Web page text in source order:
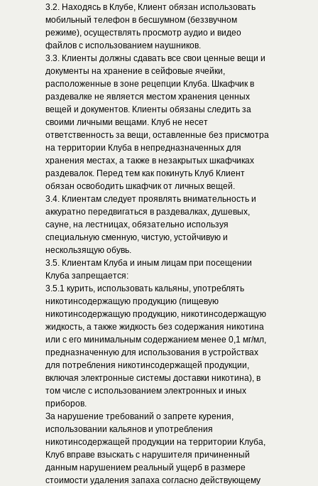
3.2. Находясь в Клубе, Клиент обязан использовать
мобильный телефон в бесшумном (беззвучном
режиме), осуществлять просмотр аудио и видео
файлов с использованием наушников.
3.3. Клиенты должны сдавать все свои ценные вещи и
документы на хранение в сейфовые ячейки,
расположенные в зоне рецепции Клуба. Шкафчик в
раздевалке не является местом хранения ценных
вещей и документов. Клиенты обязаны следить за
своими личными вещами. Клуб не несет
ответственность за вещи, оставленные без присмотра
на территории Клуба в непредназначенных для
хранения местах, а также в незакрытых шкафчиках
раздевалок. Перед тем как покинуть Клуб Клиент
обязан освободить шкафчик от личных вещей.
3.4. Клиентам следует проявлять внимательность и
аккуратно передвигаться в раздевалках, душевых,
сауне, на лестницах, обязательно используя
специальную сменную, чистую, устойчивую и
нескользящую обувь.
3.5. Клиентам Клуба и иным лицам при посещении
Клуба запрещается:
3.5.1 курить, использовать кальяны, употреблять
никотинсодержащую продукцию (пищевую
никотинсодержащую продукцию, никотинсодержащую
жидкость, а также жидкость без содержания никотина
или с его минимальным содержанием менее 0,1 мг/мл,
предназначенную для использования в устройствах
для потребления никотинсодержащей продукции,
включая электронные системы доставки никотина), в
том числе с использованием электронных и иных
приборов.
За нарушение требований о запрете курения,
использовании кальянов и употребления
никотинсодержащей продукции на территории Клуба,
Клуб вправе взыскать с нарушителя причиненный
данным нарушением реальный ущерб в размере
стоимости удаления запаха согласно действующему